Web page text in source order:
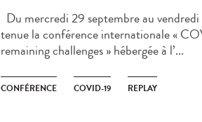
Du mercredi 29 septembre au vendredi
tenue la conférence internationale «
remaining challenges » hébergée à l’...
CONFÉRENCE COVID-19 REPLAY